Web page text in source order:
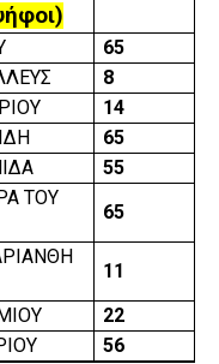
65
8
14
65
55
ΤΟΥ
65
11
22
56